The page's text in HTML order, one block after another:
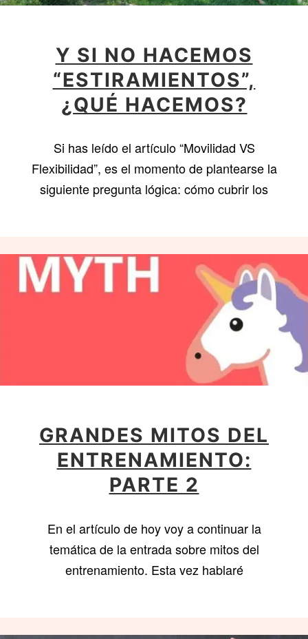
Y SI NO HACEMOS
“ESTIRAMIENTOS”,
¿QUÉ HACEMOS?
Si has leído el artículo “Movilidad VS
Flexibilidad”, es el momento de plantearse la
siguiente pregunta lógica: cómo cubrir los
GRANDES MITOS DEL
ENTRENAMIENTO:
PARTE 2
En el artículo de hoy voy a continuar la
temática de la entrada sobre mitos del
entrenamiento. Esta vez hablaré